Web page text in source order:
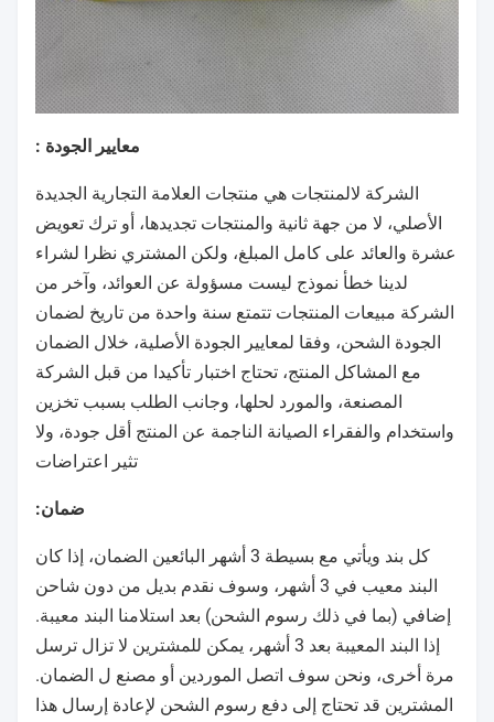
معايير الجودة :
الشركة لالمنتجات هي منتجات العلامة التجارية الجديدة
الأصلي، لا من جهة ثانية والمنتجات تجديدها، أو ترك تعويض
عشرة والعائد على كامل المبلغ، ولكن المشتري نظرا لشراء
لدينا خطأ نموذج ليست مسؤولة عن العوائد، وآخر من
الشركة مبيعات المنتجات تتمتع سنة واحدة من تاريخ لضمان
الجودة الشحن، وفقا لمعايير الجودة الأصلية، خلال الضمان
مع المشاكل المنتج، تحتاج اختبار تأكيدا من قبل الشركة
المصنعة، والمورد لحلها، وجانب الطلب بسبب تخزين
واستخدام والفقراء الصيانة الناجمة عن المنتج أقل جودة، ولا
تثير اعتراضات
ضمان:
كل بند ويأتي مع بسيطة 3 أشهر البائعين الضمان، إذا كان
البند معيب في 3 أشهر، وسوف نقدم بديل من دون شاحن
إضافي (بما في ذلك رسوم الشحن) بعد استلامنا البند معيبة.
إذا البند المعيبة بعد 3 أشهر، يمكن للمشترين لا تزال ترسل
مرة أخرى، ونحن سوف اتصل الموردين أو مصنع ل الضمان.
المشترين قد تحتاج إلى دفع رسوم الشحن لإعادة إرسال هذا